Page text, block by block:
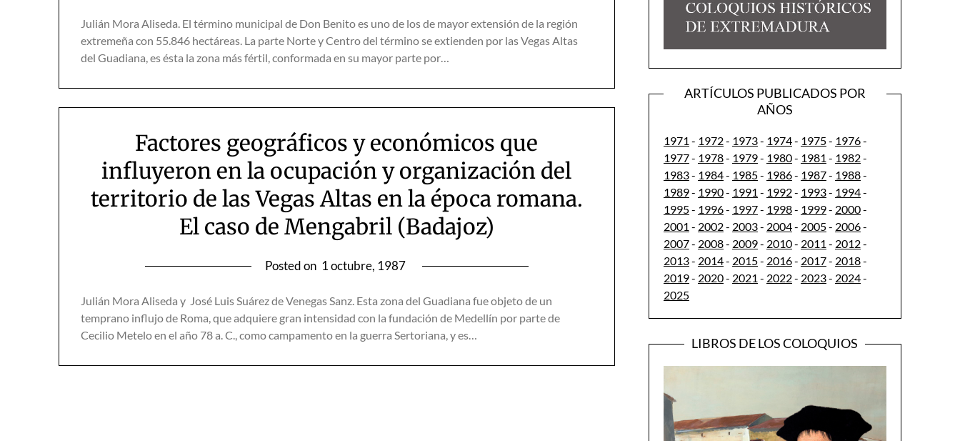
Julián Mora Aliseda. El término municipal de Don Benito es uno de los de mayor extensión de la región
extremeña con 55.846 hectáreas. La parte Norte y Centro del término se extienden por las Vegas Altas
del Guadiana, es ésta la zona más fértil, conformada en su mayor parte por…
Factores geográficos y económicos que
influyeron en la ocupación y organización del
territorio de las Vegas Altas en la época romana.
El caso de Mengabril (Badajoz)
Posted on 1 octubre, 1987
Julián Mora Aliseda y José Luis Suárez de Venegas Sanz. Esta zona del Guadiana fue objeto de un
temprano influjo de Roma, que adquiere gran intensidad con la fundación de Medellín por parte de
Cecilio Metelo en el año 78 a. C., como campamento en la guerra Sertoriana, y es…
ARTÍCULOS PUBLICADOS POR
AÑOS
1971 - 1972- 1973- 1974- 1975- 1976-
1977- 1978- 1979- 1980- 1981 - 1982-
1983- 1984- 1985- 1986- 1987- 1988-
1989- 1990- 1991 - 1992- 1993- 1994-
1995- 1996- 1997- 1998- 1999- 2000-
2001 - 2002- 2003- 2004- 2005- 2006-
2007- 2008- 2009- 2010- 2011 - 2012-
2013- 2014- 2015- 2016- 2017- 2018-
2019- 2020- 2021 - 2022- 2023- 2024-
2025
LIBROS DE LOS COLOQUIOS